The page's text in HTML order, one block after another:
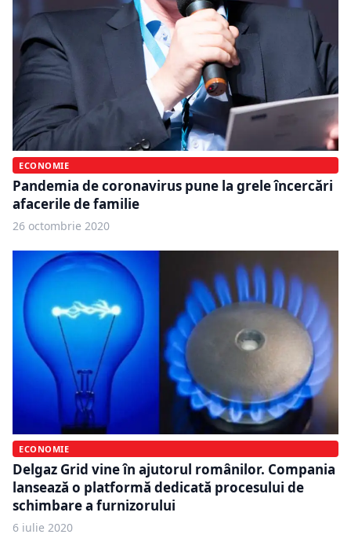
ECONOMIE
Pandemia de coronavirus pune la grele încercări
afacerile de familie
26 octombrie 2020
ECONOMIE
Delgaz Grid vine în ajutorul românilor. Compania
lansează o platformă dedicată procesului de
schimbare a furnizorului
6 iulie 2020